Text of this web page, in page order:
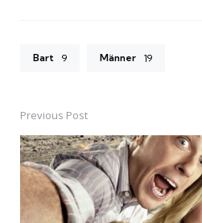
Bart 9 Männer 19
Post
navigation
Previous Post